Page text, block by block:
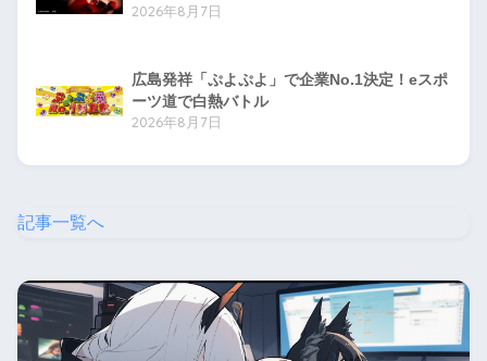
2026年8月7日
広島発祥「ぷよぷよ」で企業No.1決定！eスポ
ーツ道で白熱バトル
2026年8月7日
記事一覧へ